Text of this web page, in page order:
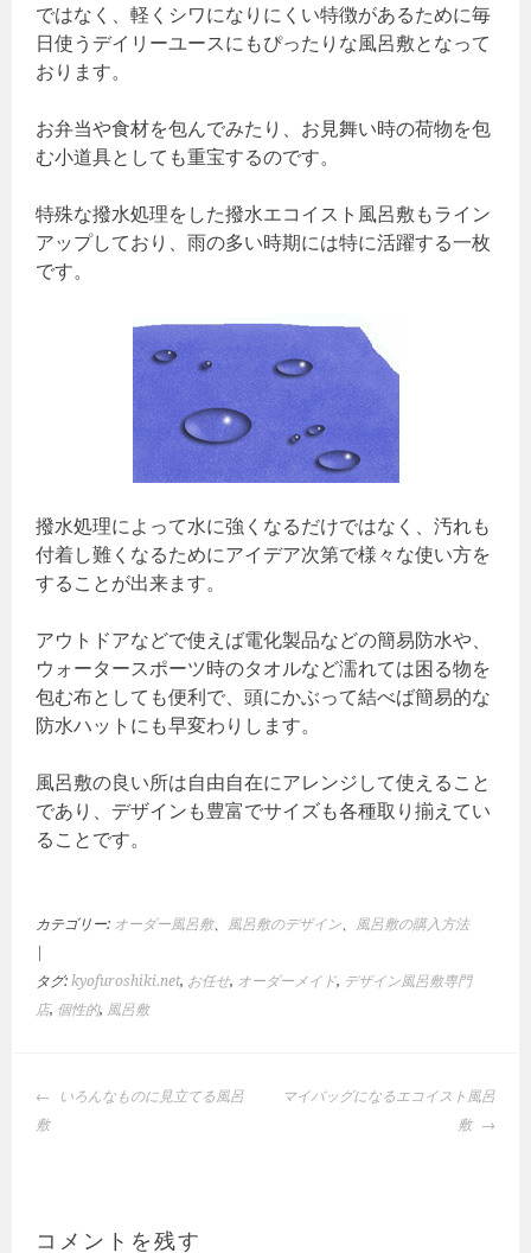
ではなく、軽くシワになりにくい特徴があるために毎
日使うデイリーユースにもぴったりな風呂敷となって
おります。
お弁当や食材を包んでみたり、お見舞い時の荷物を包
む小道具としても重宝するのです。
特殊な撥水処理をした撥水エコイスト風呂敷もライン
アップしており、雨の多い時期には特に活躍する一枚
です。
撥水処理によって水に強くなるだけではなく、汚れも
付着し難くなるためにアイデア次第で様々な使い方を
することが出来ます。
アウトドアなどで使えば電化製品などの簡易防水や、
ウォータースポーツ時のタオルなど濡れては困る物を
包む布としても便利で、頭にかぶって結べば簡易的な
防水ハットにも早変わりします。
風呂敷の良い所は自由自在にアレンジして使えること
であり、デザインも豊富でサイズも各種取り揃えてい
ることです。
カテゴリー: オーダー風呂敷、 風呂敷のデザイン、 風呂敷の購入方法
タグ:kyofuroshiki.net, お任せ, オーダーメイド, デザイン風呂敷専門
店, 個性的, 風呂敷
投
稿
ー
いろんなものに見立てる風呂
敷
マイバッグになるエコイスト風呂
敷
コメントを残す